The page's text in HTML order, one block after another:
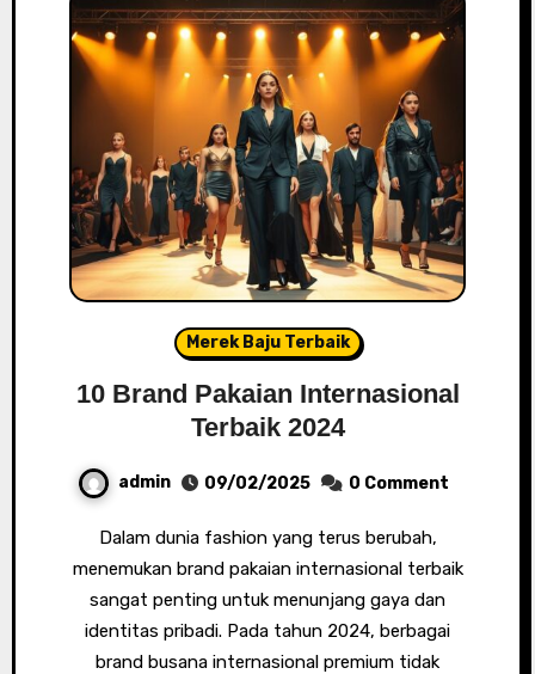
Merek Baju Terbaik
10 Brand Pakaian Internasional
Terbaik 2024
admin 09/02/2025 0 Comment
Dalam dunia fashion yang terus berubah,
menemukan brand pakaian internasional terbaik
sangat penting untuk menunjang gaya dan
identitas pribadi. Pada tahun 2024, berbagai
brand busana internasional premium tidak